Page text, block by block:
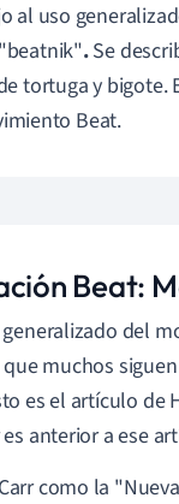
al uso
.Se
tortuga y bigote.
Beat.
Beat:
del
muchos
es el artículo de
anterior a ese
como la